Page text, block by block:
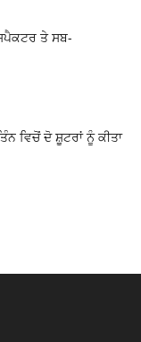
ਤੇ ਸਬ-
ਵਿਚੋਂ ਦੋ ਸ਼ੂਟਰਾਂ ਨੂੰ ਕੀਤਾ